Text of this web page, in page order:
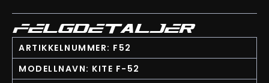
FELGDETALJER
ARTIKKELNUMMER: F52
MODELLNAVN: KITE F-52